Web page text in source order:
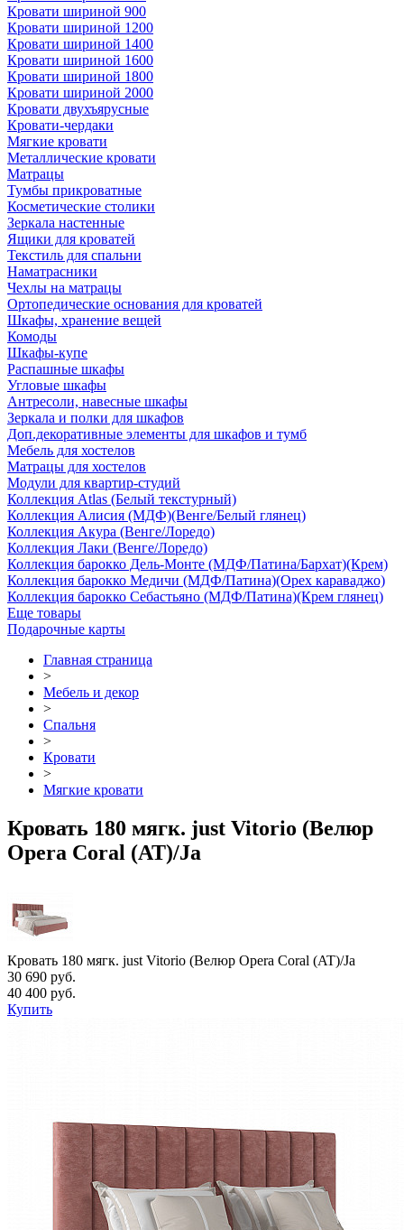
Кровати шириной 900
Кровати шириной 1200
Кровати шириной 1400
Кровати шириной 1600
Кровати шириной 1800
Кровати шириной 2000
Кровати двухъярусные
Кровати-чердаки
Мягкие кровати
Металлические кровати
Матрацы
Тумбы прикроватные
Косметические столики
Зеркала настенные
Ящики для кроватей
Текстиль для спальни
Наматрасники
Чехлы на матрацы
Ортопедические основания для кроватей
Шкафы, хранение вещей
Комоды
Шкафы-купе
Распашные шкафы
Угловые шкафы
Антресоли, навесные шкафы
Зеркала и полки для шкафов
Доп.декоративные элементы для шкафов и тумб
Мебель для хостелов
Матрацы для хостелов
Модули для квартир-студий
Коллекция Atlas (Белый текстурный)
Коллекция Алисия (МДФ)(Венге/Белый глянец)
Коллекция Акура (Венге/Лоредо)
Коллекция Лаки (Венге/Лоредо)
Коллекция барокко Дель-Монте (МДФ/Патина/Бархат)(Крем)
Коллекция барокко Медичи (МДФ/Патина)(Орех караваджо)
Коллекция барокко Себастьяно (МДФ/Патина)(Крем глянец)
Еще товары
Подарочные карты
Главная страница
>
Мебель и декор
>
Спальня
>
Кровати
>
Мягкие кровати
Кровать 180 мягк. just Vitorio (Велюр
Opera Coral (AT)/Ja
Кровать 180 мягк. just Vitorio (Велюр Opera Coral (AT)/Ja
30 690 руб.
40 400 руб.
Купить